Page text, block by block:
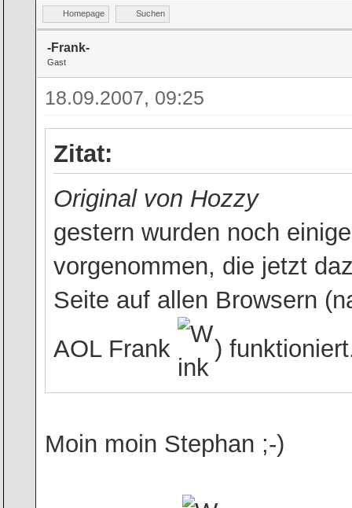
Homepage Suchen
-Frank-
Gast
18.09.2007, 09:25
Zitat:
Original von Hozzy
gestern wurden noch
vorgenommen, die jetzt
Seite auf allen Browsern
AOL Frank
)
Moin moin Stephan ;-)